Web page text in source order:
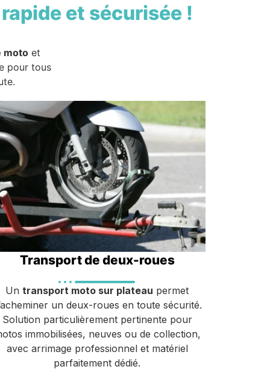
et sécurisée !
motoet
pour tous
Transport de deux-roues
Un transport moto sur plateau permet
un deux-roues en toute sécurité.
Solution particulièrement pertinente pour
immobilisées, neuves ou de collection,
avec arrimage professionnel et matériel
parfaitement dédié.